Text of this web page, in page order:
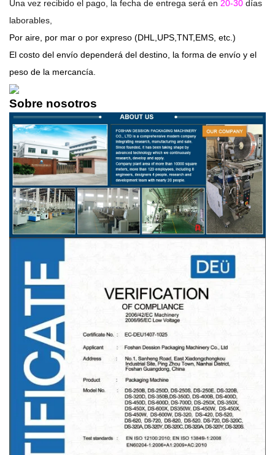
Una vez recibido el pago, la fecha de entrega será en 20-30 días
laborables,
Por aire, por mar o por expreso (DHL,UPS,TNT,EMS, etc.)
El costo del envío dependerá del destino, la forma de envío y el
peso de la mercancía.
Sobre nosotros